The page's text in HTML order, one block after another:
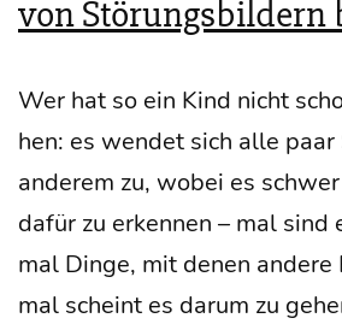
nen
von Störungsbildern
Wer hat so ein Kind nicht
hen: es wen­det sich alle
ande­rem zu, wobei es
dafür zu erken­nen – mal sind
mal Din­ge, mit denen ande­re
mal scheint es dar­um zu